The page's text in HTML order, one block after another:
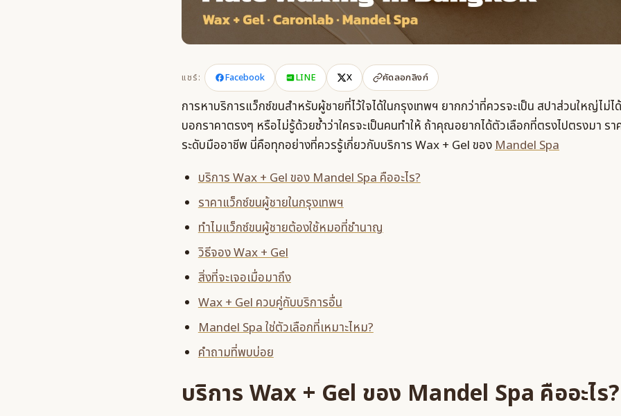
แชร์: Facebook LINE X คัดลอกลิงก์
การหาบริการแว็กซ์ขนสำหรับผู้ชายที่ไว้ใจได้ในกรุงเทพฯ ยากกว่าที่ควรจะเป็น สปาส่วนใหญ่ไม่
บอกราคาตรงๆ หรือไม่รู้ด้วยซ้ำว่าใครจะเป็นคนทำให้ ถ้าคุณอยากได้ตัวเลือกที่ตรงไปตรงมา ร
ระดับมืออาชีพ นี่คือทุกอย่างที่ควรรู้เกี่ยวกับบริการ Wax + Gel ของMandel Spa
บริการ Wax + Gel ของ Mandel Spa คืออะไร?
ราคาแว็กซ์ขนผู้ชายในกรุงเทพฯ
ทำไมแว็กซ์ขนผู้ชายต้องใช้หมอที่ชำนาญ
วิธีจอง Wax + Gel
สิ่งที่จะเจอเมื่อมาถึง
Wax + Gel ควบคู่กับบริการอื่น
Mandel Spa ใช่ตัวเลือกที่เหมาะไหม?
คำถามที่พบบ่อย
บริการ Wax + Gel ของ Mandel Spa คืออะไร?